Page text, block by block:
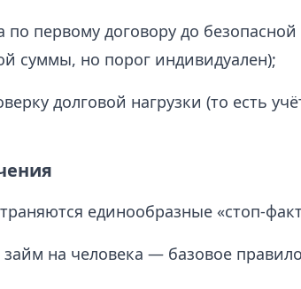
по первому договору до
суммы, но порог индивидуален);
долговой нагрузки (то есть
единообразные «стоп-
на человека — базовое